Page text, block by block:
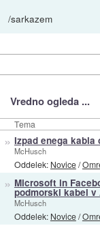
/sarkazem
Vredno ogleda ...
Tema
» Izpad enega
McHusch
Oddelek: Novice/
» Microsoft in
podmorski kabel
McHusch
Oddelek: Novice/